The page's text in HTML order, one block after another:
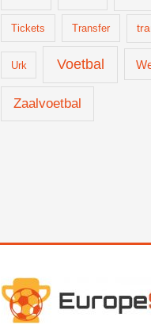
Tickets Transfer
Urk Voetbal
Zaalvoetbal